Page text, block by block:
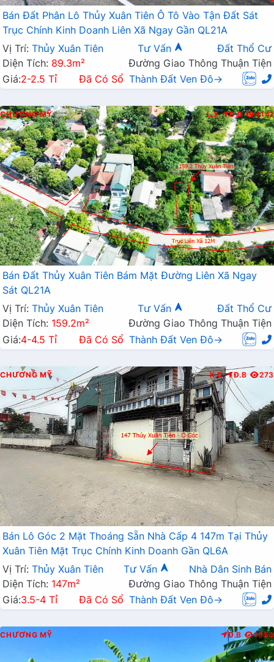
Bán Đất Phân Lô Thủy Xuân Tiên Ô Tô Vào Tận Đất Sát
Trục Chính Kinh Doanh Liên Xã Ngay Gần QL21A
Vị Trí: Thủy Xuân Tiên Tư Vấn
Đất Thổ Cư
Diện Tích: 89.3m²
Đường Giao Thông Thuận Tiện
Giá:2-2.5 Tỉ Đã Có Sổ Thành Đất Ven Đô→
CHƯƠNG MỸ L.X Đ.B 4141
Bán Đất Thủy Xuân Tiên Bám Mặt Đường Liên Xã Ngay
Sát QL21A
Vị Trí: Thủy Xuân Tiên Tư Vấn
Đất Thổ Cư
Diện Tích: 159.2m²
Đường Giao Thông Thuận Tiện
Giá:4-4.5 Tỉ Đã Có Sổ Thành Đất Ven Đô→
CHƯƠNG MỸ K.D Đ.B 273
Bán Lô Góc 2 Mặt Thoáng Sẵn Nhà Cấp 4 147m Tại Thủy
Xuân Tiên Mặt Trục Chính Kinh Doanh Gần QL6A
Vị Trí: Thủy Xuân Tiên Tư Vấn
Nhà Dân Sinh Bán
Diện Tích: 147m²
Đường Giao Thông Thuận Tiện
Giá:3.5-4 Tỉ Đã Có Sổ Thành Đất Ven Đô→
CHƯƠNG MỸ Đ.B 1954